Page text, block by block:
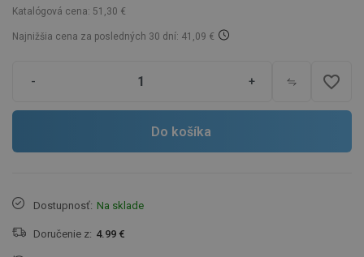
Katalógová cena: 51,30 €
Najnižšia cena za posledných 30 dní: 41,09 €
- + favorite_border
Do košíka
Dostupnosť: Na sklade
Doručenie z: 4.99 €